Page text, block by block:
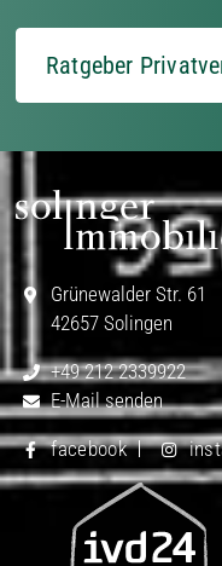
Ratgeber
Grünewalder Str. 61
42657 Solingen
+49 212 2339922
E-Mail senden
facebook